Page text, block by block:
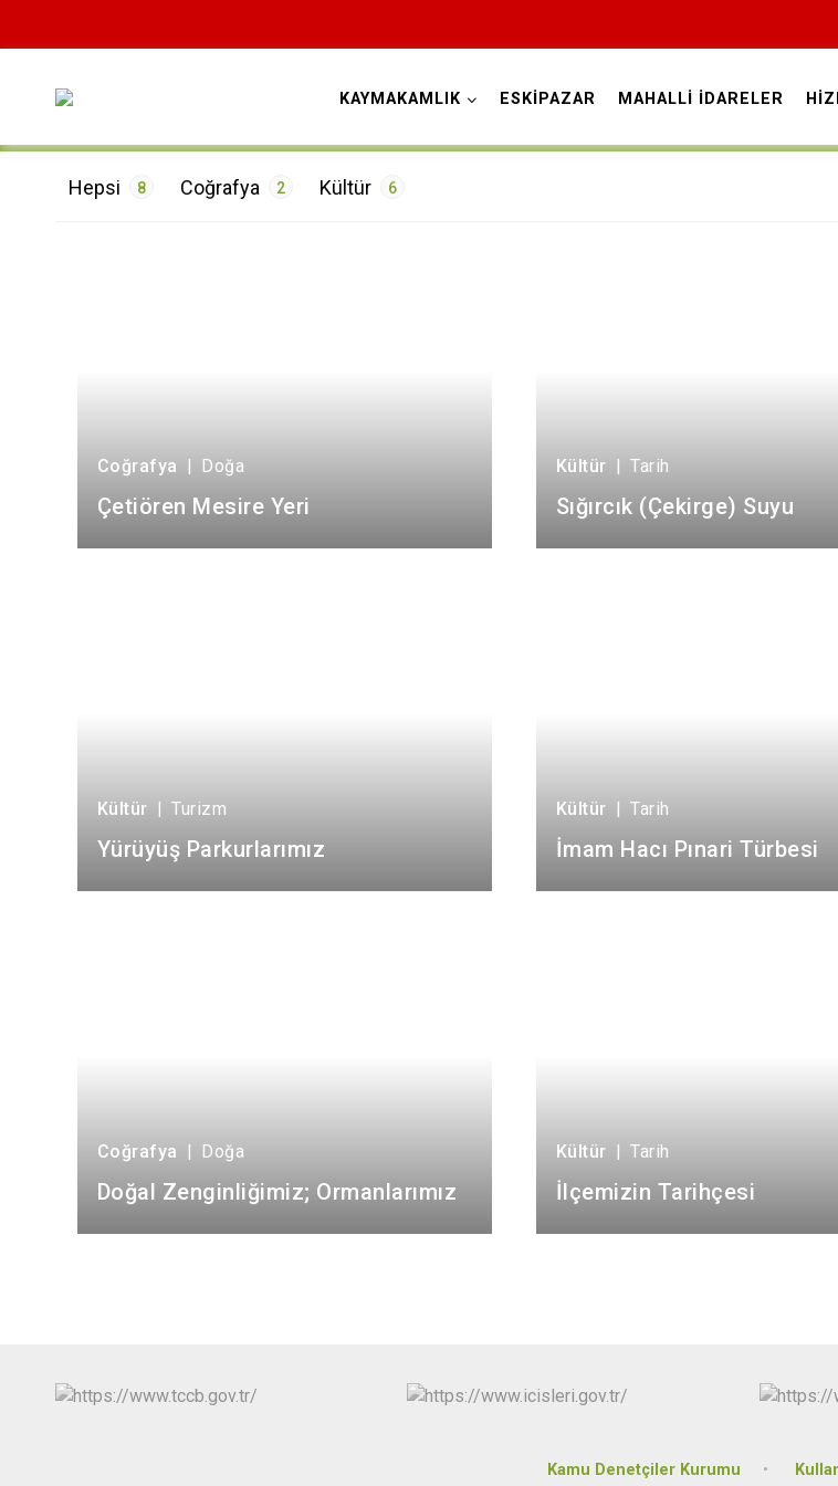
KAYMAKAMLIK ESKİPAZAR MAHALLİ İDARELER
Hepsi 8 Coğrafya 2 Kültür 6
Coğrafya | Doğa
Çetiören Mesire Yeri
Kültür | Tarih
Sığırcık (Çekirge) Suyu
Kültür | Turizm
Yürüyüş Parkurlarımız
Kültür | Tarih
İmam Hacı Pınari Türbesi
Coğrafya | Doğa
Doğal Zenginliğimiz; Ormanlarımız
Kültür | Tarih
İlçemizin Tarihçesi
Kamu Denetçiler Kurumu